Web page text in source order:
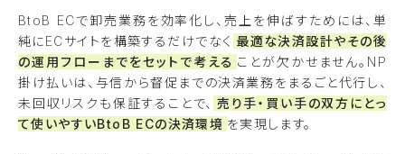
BtoB ECで卸売業務を効率化し、売上を伸ばすためには、単
純にECサイトを構築するだけでなく 最適な決済設計やその後
の運用フローまでをセットで考える ことが欠かせません。NP
掛け払いは、与信から督促までの決済業務をまるごと代行し、
未回収リスクも保証することで、 売り手・買い手の双方にとっ
て使いやすいBtoB ECの決済環境 を実現します。